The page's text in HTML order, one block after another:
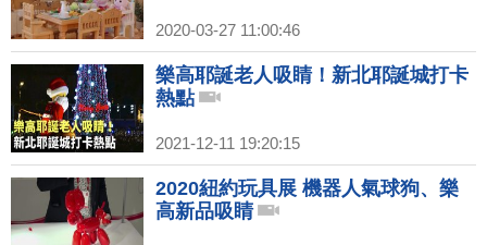
2020-03-27 11:00:46
樂高耶誕老人吸睛！新北耶誕城打卡
熱點
2021-12-11 19:20:15
2020紐約玩具展 機器人氣球狗、樂
高新品吸睛